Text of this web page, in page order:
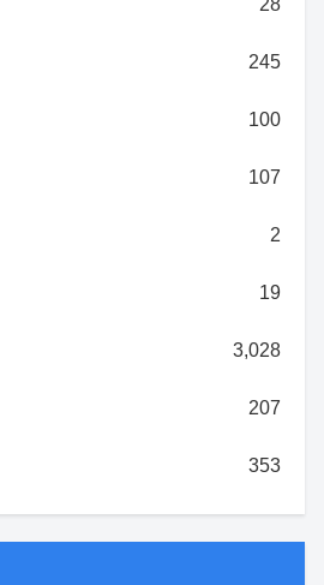
28
245
100
107
2
19
3,028
207
353